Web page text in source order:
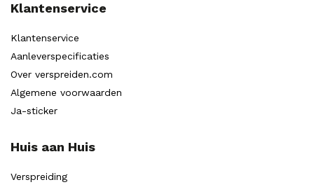
Klantenservice
Klantenservice
Aanleverspecificaties
Over verspreiden.com
Algemene voorwaarden
Ja-sticker
Huis aan Huis
Verspreiding